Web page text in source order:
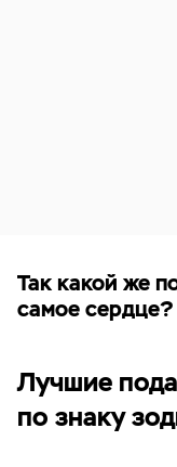
Так какой же
самое
Лучшие
по знаку